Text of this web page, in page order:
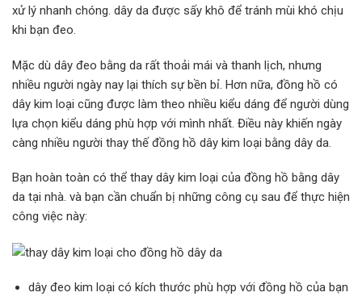
xử lý nhanh chóng. dây da được sấy khô để tránh mùi khó chịu
khi bạn đeo.
Mặc dù dây đeo bằng da rất thoải mái và thanh lịch, nhưng
nhiều người ngày nay lại thích sự bền bỉ. Hơn nữa, đồng hồ có
dây kim loại cũng được làm theo nhiều kiểu dáng để người dùng
lựa chọn kiểu dáng phù hợp với mình nhất. Điều này khiến ngày
càng nhiều người thay thế đồng hồ dây kim loại bằng dây da.
Bạn hoàn toàn có thể thay dây kim loại của đồng hồ bằng dây
da tại nhà. và bạn cần chuẩn bị những công cụ sau để thực hiện
công việc này:
dây đeo kim loại có kích thước phù hợp với đồng hồ của bạn